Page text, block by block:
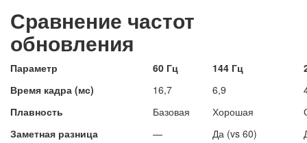
Сравнение частот
обновления
Параметр 60 Гц 144 Гц
Время кадра (мс)
16,7 6,9
Плавность
Базовая Хорошая
Заметная разница
— Да (vs 60)